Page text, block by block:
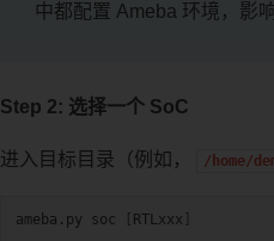
中都配置 Ameba 环境，影
Step 2: 选择一个 SoC
进入目标目录（例如， /home/
ameba.py soc [ RTLxxx ]